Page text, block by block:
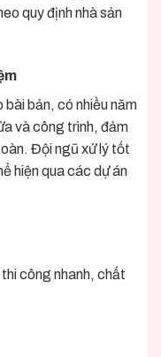
quy định nhà sản
bản, có nhiều năm
và công trình, đảm
Đội ngũ xử lý tốt
hiện qua các dự án